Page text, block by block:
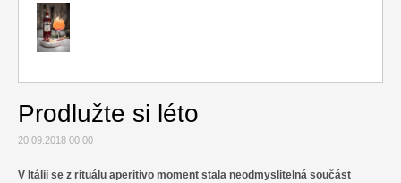
Gurmán
Prodlužte si léto
20.09.2018 00:00
V Itálii se z rituálu aperitivo moment stala neodmyslitelná součást